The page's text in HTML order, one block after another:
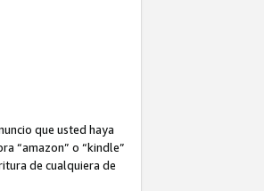
que usted haya
“amazon” o “kindle”
de cualquiera de